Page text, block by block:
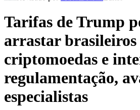
Tarifas de Trump
arrastar brasileiros
criptomoedas e
regulamentação,
especialistas